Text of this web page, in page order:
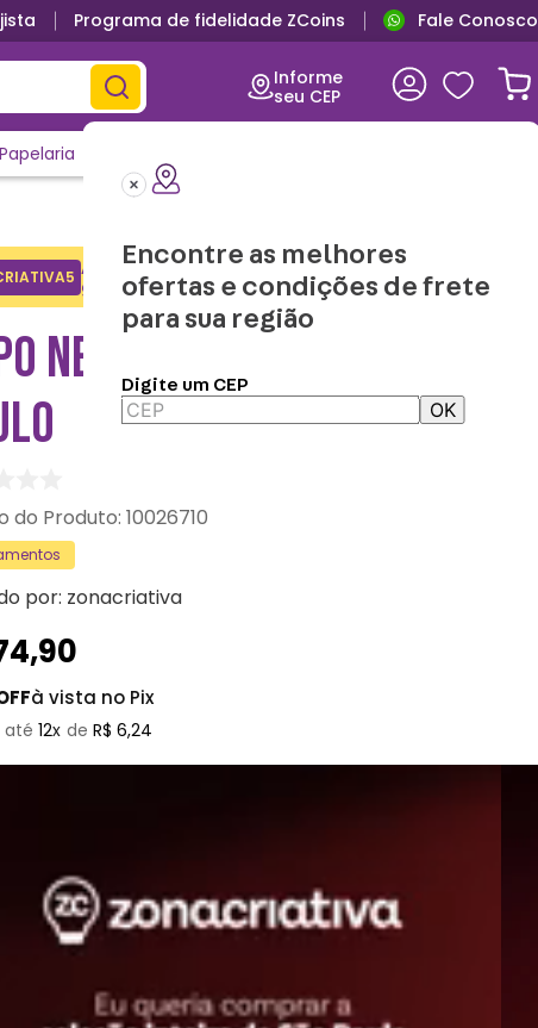
Programa de fidelidade ZCoins Fale Conosco
Informe
seu CEP
Encontre as melhores
ofertas e condições de frete
para sua região
Digite um CEP
OK
Papelaria
Adicione o cupom no carrinho e
ganhe desconto na 1a compra.
Copiar
NEO COM CANUDO SÃO
:10026710
por: zonacriativa
,90
à vista no Pix
12 R$ 6,24